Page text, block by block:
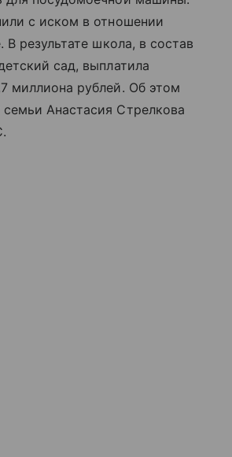
с иском в отношении
В результате школа, в состав
сад, выплатила
миллиона рублей. Об этом
Анастасия Стрелкова